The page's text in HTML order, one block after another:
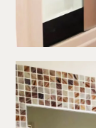
Works
Team
Room